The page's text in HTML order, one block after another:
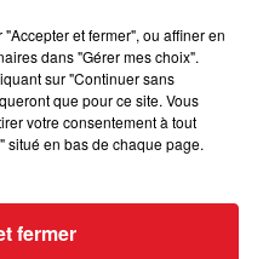
et fermer", ou affiner en
dans "Gérer mes choix".
sur "Continuer sans
que pour ce site. Vous
votre consentement à tout
situé en bas de chaque page.
fermer